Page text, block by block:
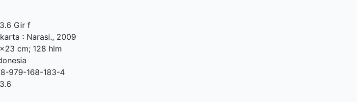
Gir f
: Narasi., 2009
cm; 128 hlm
979-168-183-4